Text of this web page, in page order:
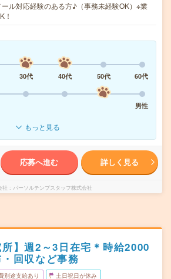
ル対応経験のある方♪（事務未経験OK）※業
！
30代 40代 50代
60代
男性
もっと見る
応募へ進む 詳しく見る
社 パーソルテンプスタッフ株式会社
所】週2～3日在宅＊時給2000
回収など事務
別途支給あり 土日祝日が休み